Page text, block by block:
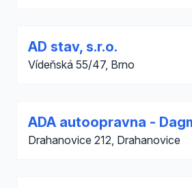
AD stav, s.r.o.
Vídeňská 55/47, Brno
ADA autoopravna -
Drahanovice 212, Drahanovice